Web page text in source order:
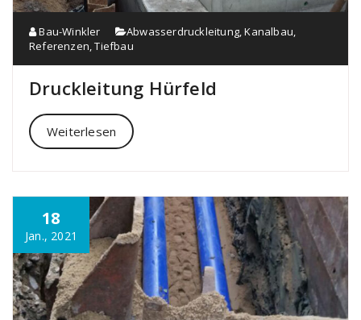
Bau-Winkler Abwasserdruckleitung,Kanalbau,
Referenzen,Tiefbau
Druckleitung Hürfeld
Weiterlesen
18
Jan., 2021